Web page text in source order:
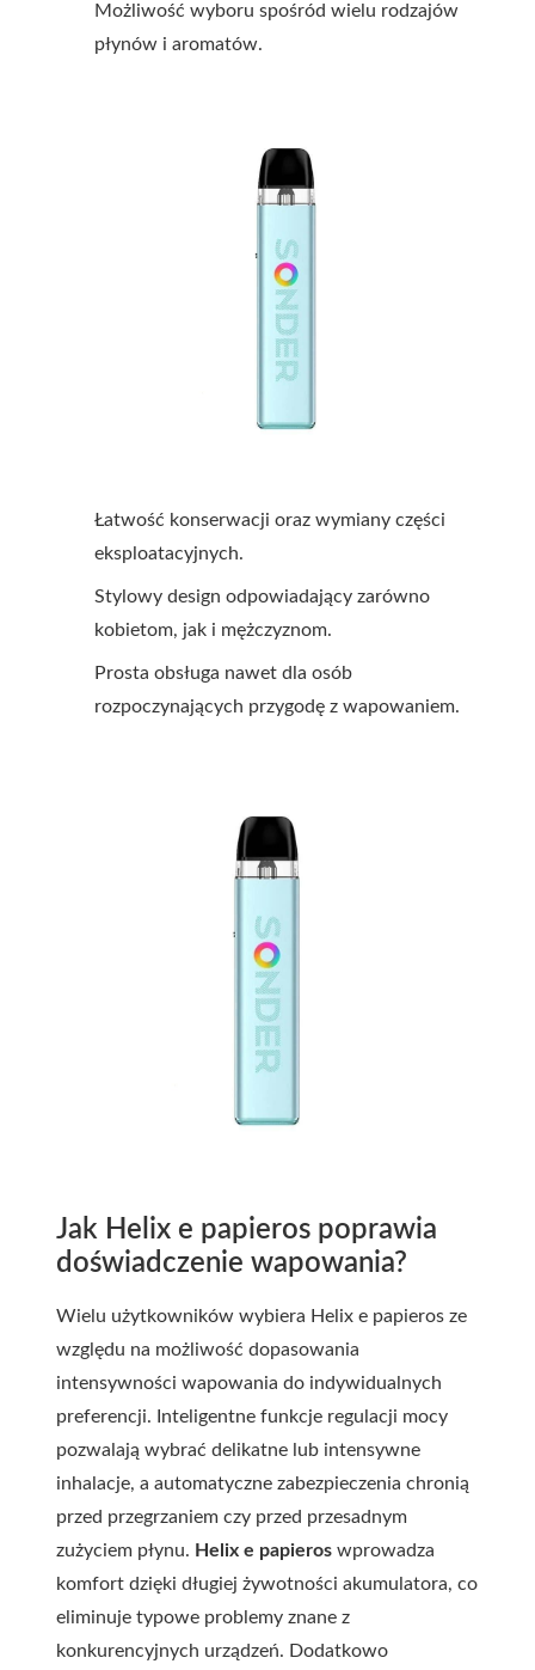
Możliwość wyboru spośród wielu rodzajów
płynów i aromatów.
Łatwość konserwacji oraz wymiany części
eksploatacyjnych.
Stylowy design odpowiadający zarówno
kobietom, jak i mężczyznom.
Prosta obsługa nawet dla osób
rozpoczynających przygodę z wapowaniem.
Jak Helix e papieros poprawia
doświadczenie wapowania?
Wielu użytkowników wybiera Helix e papieros ze
względu na możliwość dopasowania
intensywności wapowania do indywidualnych
preferencji. Inteligentne funkcje regulacji mocy
pozwalają wybrać delikatne lub intensywne
inhalacje, a automatyczne zabezpieczenia chronią
przed przegrzaniem czy przed przesadnym
zużyciem płynu. Helix e papieros wprowadza
komfort dzięki długiej żywotności akumulatora, co
eliminuje typowe problemy znane z
konkurencyjnych urządzeń. Dodatkowo